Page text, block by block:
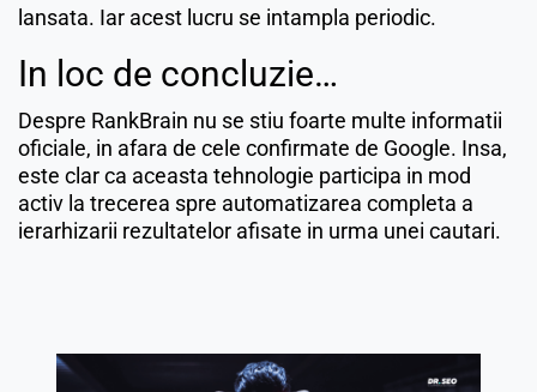
lansata. Iar acest lucru se intampla periodic.
In loc de concluzie…
Despre RankBrain nu se stiu foarte multe informatii
oficiale, in afara de cele confirmate de Google. Insa,
este clar ca aceasta tehnologie participa in mod
activ la trecerea spre automatizarea completa a
ierarhizarii rezultatelor afisate in urma unei cautari.